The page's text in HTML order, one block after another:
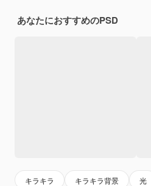
あなたにおすすめのPSD
キラキラ キラキラ背景 光